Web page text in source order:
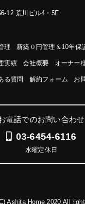
12 荒川ビル4・5F
理 新築０円管理＆10年保
実績 会社概要 オーナー
る質問 解約フォーム お
電話でのお問い合わせ
03-6454-6116
水曜定休日
Ashita Home 2020 All